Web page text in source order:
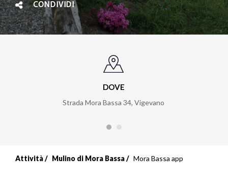
CONDIVIDI
DOVE
Strada Mora Bassa 34, Vigevano
Attività Mulino di Mora Bassa Mora Bassa app